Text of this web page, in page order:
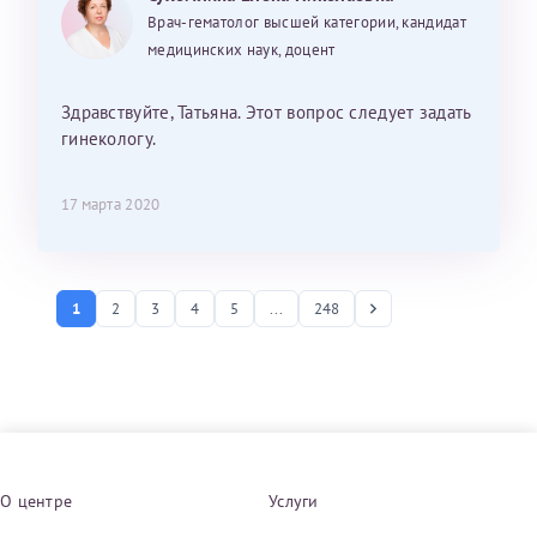
Врач-гематолог высшей категории, кандидат
медицинских наук, доцент
Здравствуйте, Татьяна. Этот вопрос следует задать
гинекологу.
17 марта 2020
1 2 3 4 5 ... 248
О центре Услуги